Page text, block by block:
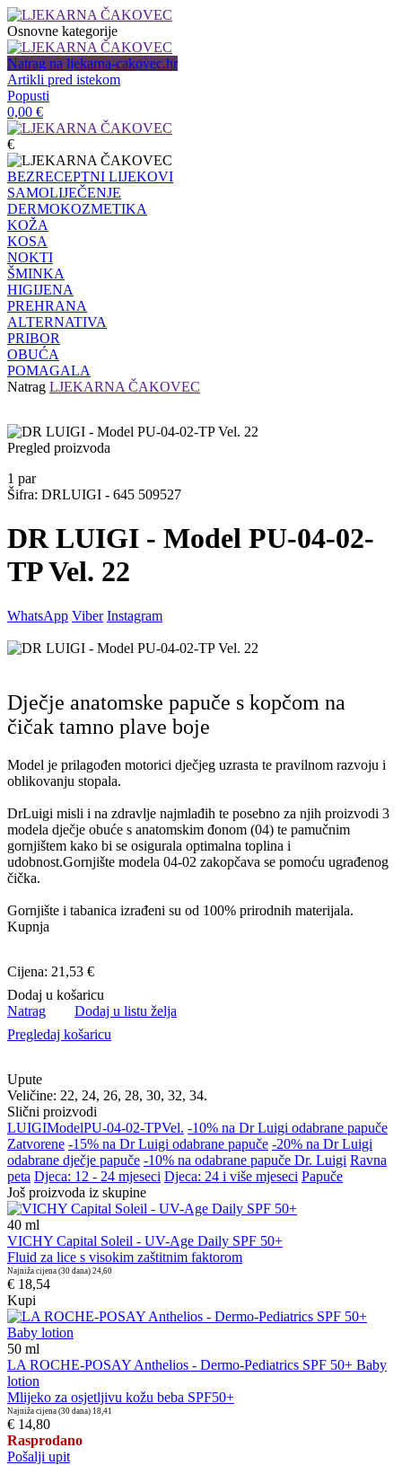
Osnovne kategorije
Natrag na ljekarna-cakovec.hr
Artikli pred istekom
Popusti
0,00 €
€
BEZRECEPTNI LIJEKOVI
SAMOLIJEČENJE
DERMOKOZMETIKA
KOŽA
KOSA
NOKTI
ŠMINKA
HIGIJENA
PREHRANA
ALTERNATIVA
PRIBOR
OBUĆA
POMAGALA
Natrag LJEKARNA ČAKOVEC
Pregled proizvoda
1 par
Šifra: DRLUIGI - 645 509527
DR LUIGI - Model PU-04-02-
TP Vel. 22
WhatsApp Viber Instagram
Dječje anatomske papuče s kopčom na
čičak tamno plave boje
Model je prilagođen motorici dječjeg uzrasta te pravilnom razvoju i
oblikovanju stopala.
DrLuigi misli i na zdravlje najmlađih te posebno za njih proizvodi 3
modela dječje obuće s anatomskim đonom (04) te pamučnim
gornjištem kako bi se osigurala optimalna toplina i
udobnost.Gornjište modela 04-02 zakopčava se pomoću ugrađenog
čička.
Gornjište i tabanica izrađeni su od 100% prirodnih materijala.
Kupnja
Cijena: 21,53 €
Dodaj u košaricu
Natrag
Dodaj u listu želja
Pregledaj košaricu
Upute
Veličine: 22, 24, 26, 28, 30, 32, 34.
Slični proizvodi
LUIGIModelPU-04-02-TPVel. -10% na Dr Luigi odabrane papuče
Zatvorene -15% na Dr Luigi odabrane papuče -20% na Dr Luigi
odabrane dječje papuče -10% na odabrane papuče Dr. Luigi Ravna
peta Djeca: 12 - 24 mjeseci Djeca: 24 i više mjeseci Papuče
Još proizvoda iz skupine
40 ml
VICHY Capital Soleil - UV-Age Daily SPF 50+
Fluid za lice s visokim zaštitnim faktorom
Najniža cijena (30 dana) 24,60
€ 18,54
Kupi
50 ml
LA ROCHE-POSAY Anthelios - Dermo-Pediatrics SPF 50+ Baby
lotion
Mlijeko za osjetljivu kožu beba SPF50+
Najniža cijena (30 dana) 18,41
€ 14,80
Rasprodano
Pošalji upit